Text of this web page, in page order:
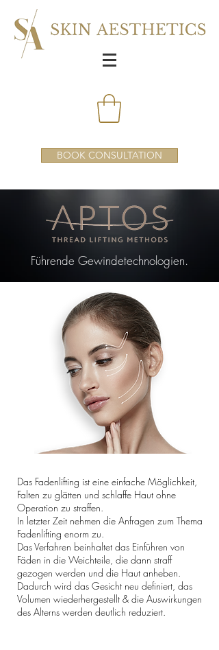
BOOK CONSULTATION
Führende Gewindetechnologien.
Das Fadenlifting ist eine einfache Möglichkeit,
Falten zu glätten und schlaffe Haut ohne
Operation zu straffen.
In letzter Zeit nehmen die Anfragen zum Thema
Fadenlifting enorm zu.
Das Verfahren beinhaltet das Einführen von
Fäden in die Weichteile, die dann straff
gezogen werden und die Haut anheben.
Dadurch wird das Gesicht neu definiert, das
Volumen wiederhergestellt & die Auswirkungen
des Alterns werden deutlich reduziert.